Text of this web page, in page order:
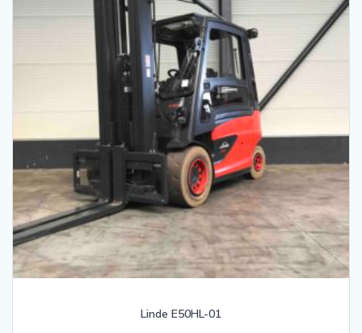
Linde E50HL-01